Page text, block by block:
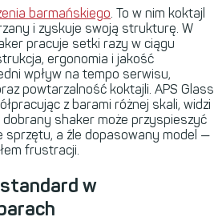
barmańskiego. To w nim koktajl
i zyskuje swoją strukturę. W
pracuje setki razy w ciągu
ergonomia i jakość
wpływ na tempo serwisu,
powtarzalność koktajli. APS Glass
z barami różnej skali, widzi
shaker może przyspieszyć
sprzętu, a źle dopasowany model —
frustracji.
w